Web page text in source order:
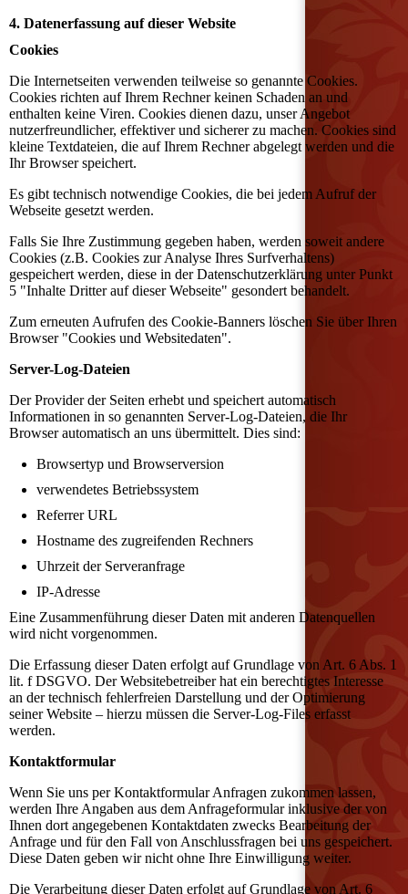
4. Datenerfassung auf dieser Website
Cookies
Die Internetseiten verwenden teilweise so genannte Cookies.
Cookies richten auf Ihrem Rechner keinen Schaden an und
enthalten keine Viren. Cookies dienen dazu, unser Angebot
nutzerfreundlicher, effektiver und sicherer zu machen. Cookies sind
kleine Textdateien, die auf Ihrem Rechner abgelegt werden und die
Ihr Browser speichert.
Es gibt technisch notwendige Cookies, die bei jedem Aufruf der
Webseite gesetzt werden.
Falls Sie Ihre Zustimmung gegeben haben, werden soweit andere
Cookies (z.B. Cookies zur Analyse Ihres Surfverhaltens)
gespeichert werden, diese in der Datenschutzerklärung unter Punkt
5 "Inhalte Dritter auf dieser Webseite" gesondert behandelt.
Zum erneuten Aufrufen des Cookie-Banners löschen Sie über Ihren
Browser "Cookies und Websitedaten".
Server-Log-Dateien
Der Provider der Seiten erhebt und speichert automatisch
Informationen in so genannten Server-Log-Dateien, die Ihr
Browser automatisch an uns übermittelt. Dies sind:
Browsertyp und Browserversion
verwendetes Betriebssystem
Referrer URL
Hostname des zugreifenden Rechners
Uhrzeit der Serveranfrage
IP-Adresse
Eine Zusammenführung dieser Daten mit anderen Datenquellen
wird nicht vorgenommen.
Die Erfassung dieser Daten erfolgt auf Grundlage von Art. 6 Abs. 1
lit. f DSGVO. Der Websitebetreiber hat ein berechtigtes Interesse
an der technisch fehlerfreien Darstellung und der Optimierung
seiner Website – hierzu müssen die Server-Log-Files erfasst
werden.
Kontaktformular
Wenn Sie uns per Kontaktformular Anfragen zukommen lassen,
werden Ihre Angaben aus dem Anfrageformular inklusive der von
Ihnen dort angegebenen Kontaktdaten zwecks Bearbeitung der
Anfrage und für den Fall von Anschlussfragen bei uns gespeichert.
Diese Daten geben wir nicht ohne Ihre Einwilligung weiter.
Die Verarbeitung dieser Daten erfolgt auf Grundlage von Art. 6